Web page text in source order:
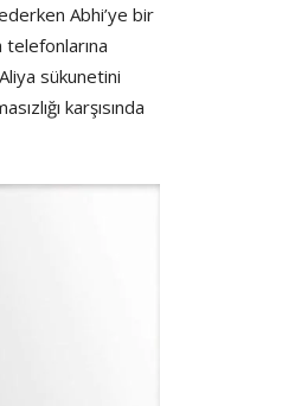
Abhi’ye bir
telefonlarına
sükunetini
karşısında